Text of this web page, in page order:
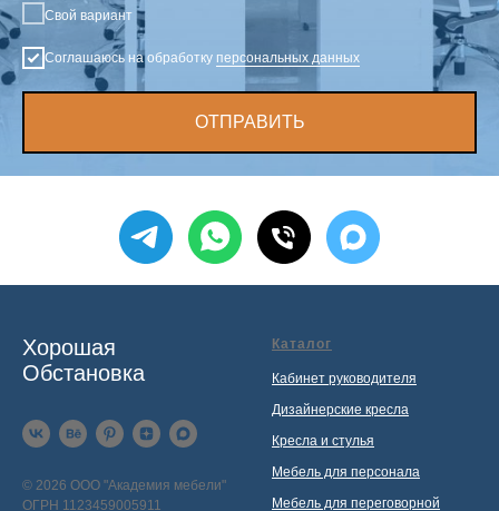
Свой вариант
Соглашаюсь на обработку персональных данных
ОТПРАВИТЬ
Хорошая
Обстановка
© 2026 ООО "Академия мебели"
ОГРН 1123459005911
Каталог
Кабинет руководителя
Дизайнерские кресла
Кресла и стулья
Мебель для персонала
Мебель для переговорной